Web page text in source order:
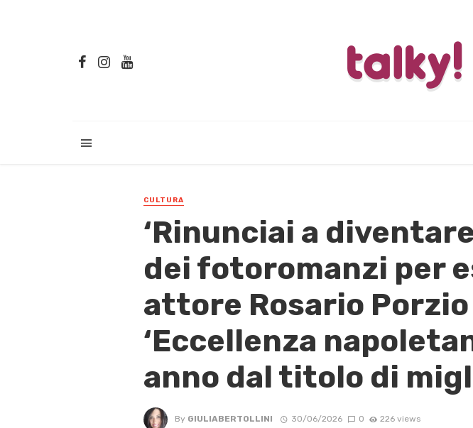
CULTURA
‘Rinunciai a
dei fotoromanzi per
attore Rosario
‘Eccellenza
anno dal titolo di
By GIULIABERTOLLINI 30/06/2026 0 226 views